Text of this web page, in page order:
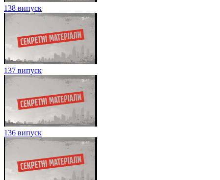
138 випуск
137 випуск
136 випуск